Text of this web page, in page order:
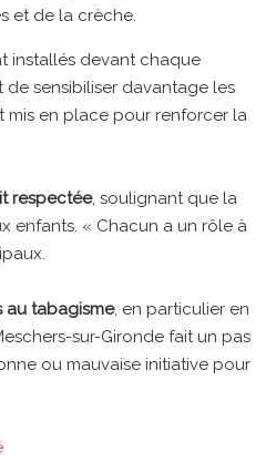
et de la crèche.
installés devant chaque
sensibiliser davantage les
mis en place pour renforcer la
respectée, soulignant que la
enfants. « Chacun a un rôle à
au tabagisme, en particulier en
sur-Gironde fait un pas
ou mauvaise initiative pour